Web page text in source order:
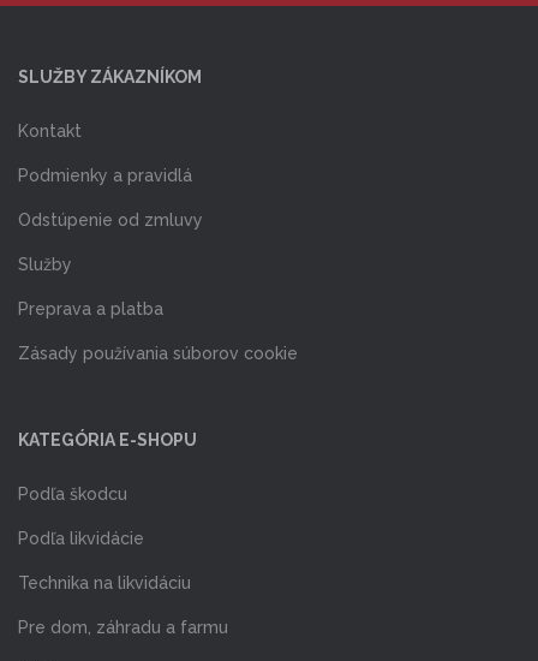
SLUŽBY ZÁKAZNÍKOM
Kontakt
Podmienky a pravidlá
Odstúpenie od zmluvy
Služby
Preprava a platba
Zásady používania súborov cookie
KATEGÓRIA E-SHOPU
Podľa škodcu
Podľa likvidácie
Technika na likvidáciu
Pre dom, záhradu a farmu